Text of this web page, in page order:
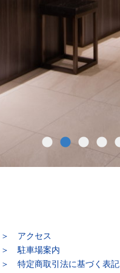
アクセス
駐車場案内
特定商取引法に基づく表記